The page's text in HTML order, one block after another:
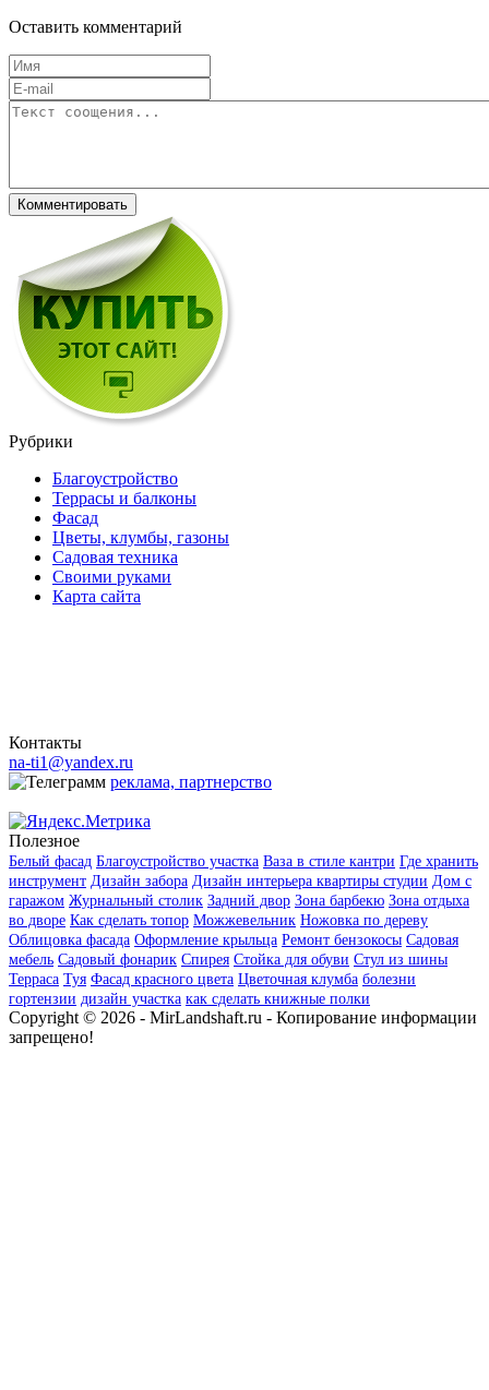
Оставить комментарий
Рубрики
Благоустройство
Террасы и балконы
Фасад
Цветы, клумбы, газоны
Садовая техника
Своими руками
Карта сайта
Контакты
na-ti1@yandex.ru
реклама, партнерство
Полезное
Белый фасад Благоустройство участка Ваза в стиле кантри Где хранить
инструмент Дизайн забора Дизайн интерьера квартиры студии Дом с
гаражом Журнальный столик Задний двор Зона барбекю Зона отдыха
во дворе Как сделать топор Можжевельник Ножовка по дереву
Облицовка фасада Оформление крыльца Ремонт бензокосы Садовая
мебель Садовый фонарик Спирея Стойка для обуви Стул из шины
Терраса Туя Фасад красного цвета Цветочная клумба болезни
гортензии дизайн участка как сделать книжные полки
Copyright © 2026 - MirLandshaft.ru - Копирование информации
запрещено!